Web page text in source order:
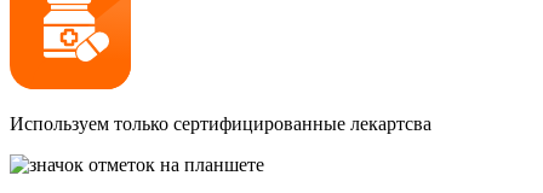
Используем только сертифицированные лекартсва